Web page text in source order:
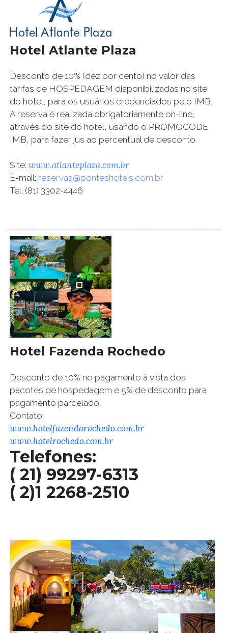
Hotel Atlante Plaza
Desconto de 10% (dez por cento) no valor das
tarifas de HOSPEDAGEM disponibilizadas no site
do hotel, para os usuários credenciados pelo IMB.
A reserva é realizada obrigatoriamente on-line,
através do site do hotel, usando o PROMOCODE
IMB, para fazer jus ao percentual de desconto.
Site: www.atlanteplaza.com.br
E-mail: reservas@ponteshoteis.com.br
Tel: (81) 3302-4446
Hotel Fazenda Rochedo
Desconto de 10% no pagamento à vista dos
pacotes de hospedagem e 5% de desconto para
pagamento parcelado.
Contato:
www.hotelfazendarochedo.com.br
www.hotelrochedo.com.br
Telefones:
( 21) 99297-6313
( 2)1 2268-2510